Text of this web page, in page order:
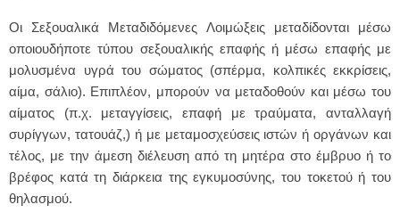
Οι Σεξουαλικά Μεταδιδόμενες Λοιμώξεις μεταδίδονται μέσω
οποιουδήποτε τύπου σεξουαλικής επαφής ή μέσω επαφής με
μολυσμένα υγρά του σώματος (σπέρμα, κολπικές εκκρίσεις,
αίμα, σάλιο). Επιπλέον, μπορούν να μεταδοθούν και μέσω του
αίματος (π.χ. μεταγγίσεις, επαφή με τραύματα, ανταλλαγή
συρίγγων, τατουάζ,) ή με μεταμοσχεύσεις ιστών ή οργάνων και
τέλος, με την άμεση διέλευση από τη μητέρα στο έμβρυο ή το
βρέφος κατά τη διάρκεια της εγκυμοσύνης, του τοκετού ή του
θηλασμού.